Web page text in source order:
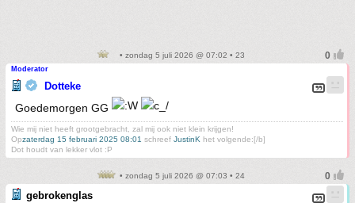
• zondag 5 juli 2026 @ 07:02 • 23
Moderator
Dotteke
Goedemorgen GG
Wie mij niet heeft grootgebracht, zal mij ook niet klein krijgen!
Opzaterdag 15 februari 2025 08:01 schreef JustinK het volgende:[/b]
Dot houdt van lekker vlot :P
• zondag 5 juli 2026 @ 07:03 • 24
gebrokenglas